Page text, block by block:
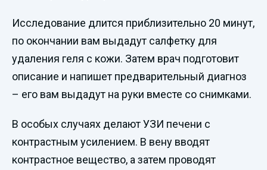
Исследование длится приблизительно 20 минут,
по окончании вам выдадут салфетку для
удаления геля с кожи. Затем врач подготовит
описание и напишет предварительный диагноз
– его вам выдадут на руки вместе со снимками.
В особых случаях делают УЗИ печени с
контрастным усилением. В вену вводят
контрастное вещество, а затем проводят